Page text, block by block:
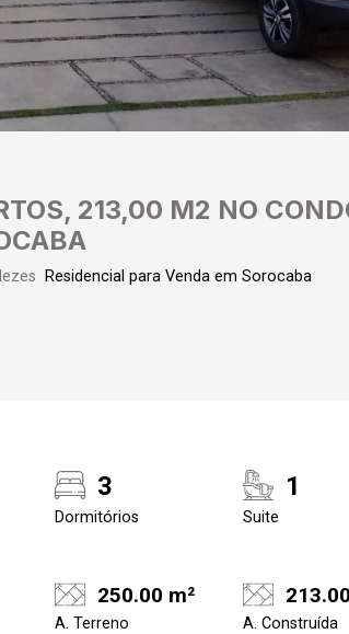
213,00 M2 NO
Residencial para Venda em Sorocaba
3
Dormitórios
1
Suite
250.00 m²
A. Terreno A. Construída